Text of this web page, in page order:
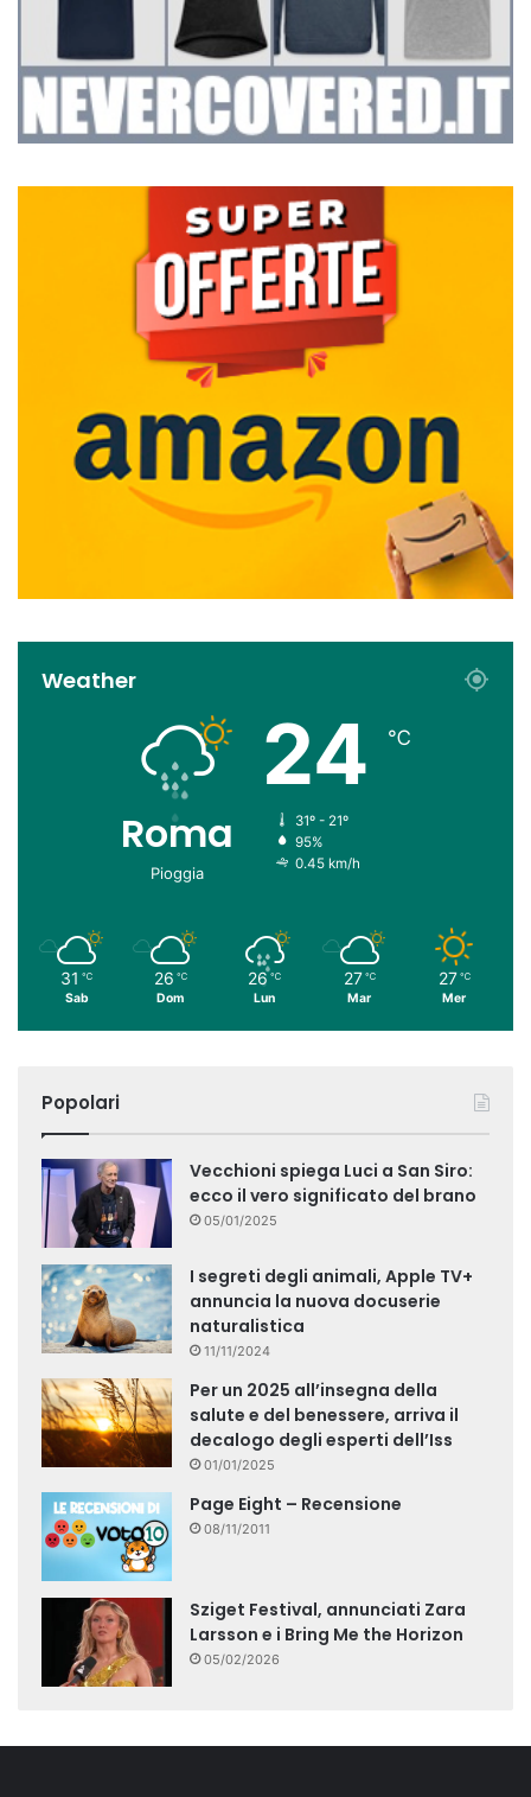
Weather
Roma
Pioggia
24 ℃
31º - 21º
95%
0.45 km/h
31 ℃
Sab
26 ℃
Dom
26 ℃
Lun
27 ℃
Mar
27 ℃
Mer
Popolari
Vecchioni spiega Luci a San Siro:
ecco il vero significato del brano
05/01/2025
I segreti degli animali, Apple TV+
annuncia la nuova docuserie
naturalistica
11/11/2024
Per un 2025 all’insegna della
salute e del benessere, arriva il
decalogo degli esperti dell’Iss
01/01/2025
Page Eight – Recensione
08/11/2011
Sziget Festival, annunciati Zara
Larsson e i Bring Me the Horizon
05/02/2026